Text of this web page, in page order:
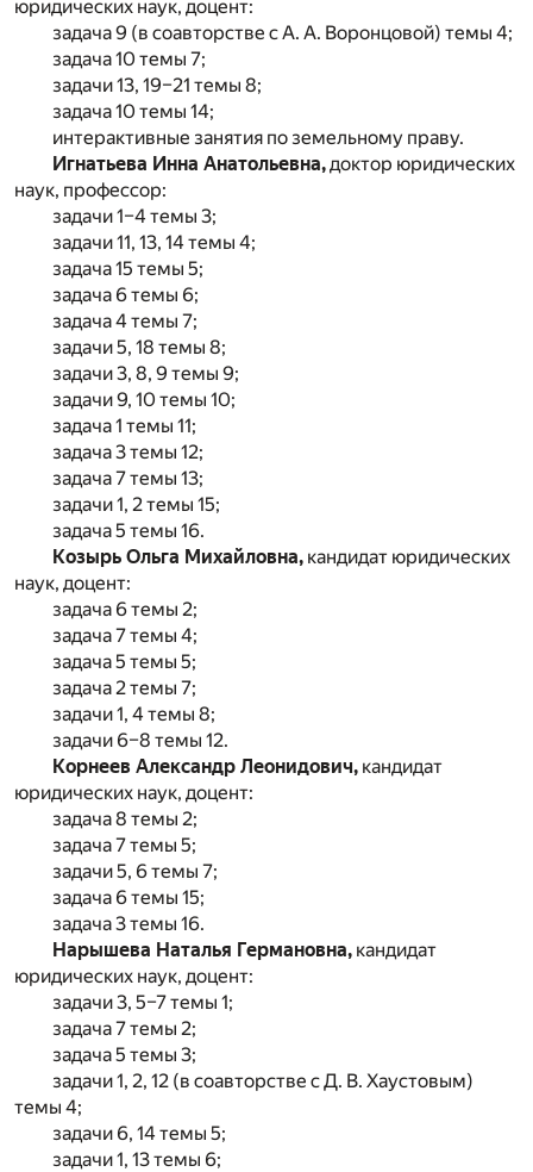
юридических наук, доцент:
задача 9 (в соавторстве с А. А. Воронцовой) темы 4;
задача 10 темы 7;
задачи 13, 19–21 темы 8;
задача 10 темы 14;
интерактивные занятия по земельному праву.
Игнатьева Инна Анатольевна,доктор юридических
наук, профессор:
задачи 1–4 темы 3;
задачи 11, 13, 14 темы 4;
задача 15 темы 5;
задача 6 темы 6;
задача 4 темы 7;
задачи 5, 18 темы 8;
задачи 3, 8, 9 темы 9;
задачи 9, 10 темы 10;
задача 1 темы 11;
задача 3 темы 12;
задача 7 темы 13;
задачи 1, 2 темы 15;
задача 5 темы 16.
Козырь Ольга Михайловна, кандидат юридических
наук, доцент:
задача 6 темы 2;
задача 7 темы 4;
задача 5 темы 5;
задача 2 темы 7;
задачи 1, 4 темы 8;
задачи 6–8 темы 12.
Корнеев Александр Леонидович, кандидат
юридических наук, доцент:
задача 8 темы 2;
задача 7 темы 5;
задачи 5, 6 темы 7;
задача 6 темы 15;
задача 3 темы 16.
Нарышева Наталья Германовна, кандидат
юридических наук, доцент:
задачи 3, 5–7 темы 1;
задача 7 темы 2;
задача 5 темы 3;
задачи 1, 2, 12 (в соавторстве с Д. В. Хаустовым)
темы 4;
задачи 6, 14 темы 5;
задачи 1, 13 темы 6;